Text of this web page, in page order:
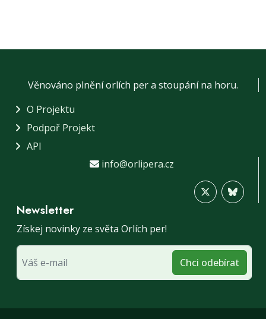
Věnováno plnění orlích per a stoupání na horu.
O Projektu
Podpoř Projekt
API
info@orlipera.cz
Newsletter
Získej novinky ze světa Orlích per!
Chci odebírat